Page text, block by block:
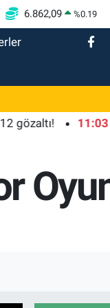
6.862,09 %0.19
11:03